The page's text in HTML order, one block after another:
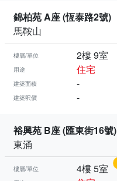
錦柏苑 A座 (恆泰路2號)
馬鞍山
樓層/單位 2樓 9室
用途 住宅
建築面積 -
建築呎價 -
裕興苑 B座 (匯東街16號)
東涌
樓層/單位 4樓 5室